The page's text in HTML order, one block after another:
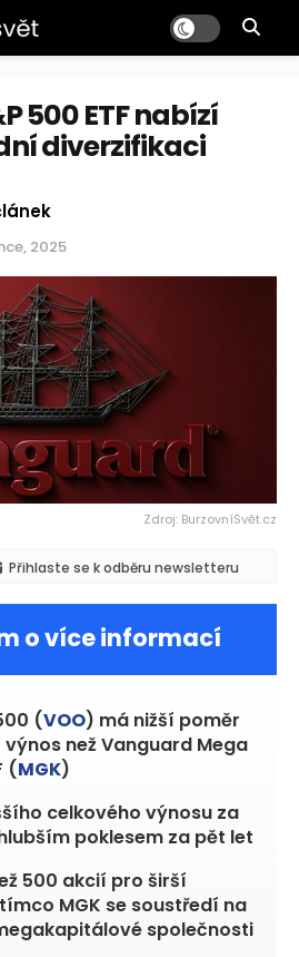
500 ETF nabízí
diverzifikaci
2025
Zdroj: BurzovníSvět.cz
Přihlaste se k odběru newsletteru
o více informací
(VOO) má nižší poměr
než Vanguard Mega
(MGK)
celkového výnosu za
poklesem za pět let
500 akcií pro širší
MGK se soustředí na
společnosti